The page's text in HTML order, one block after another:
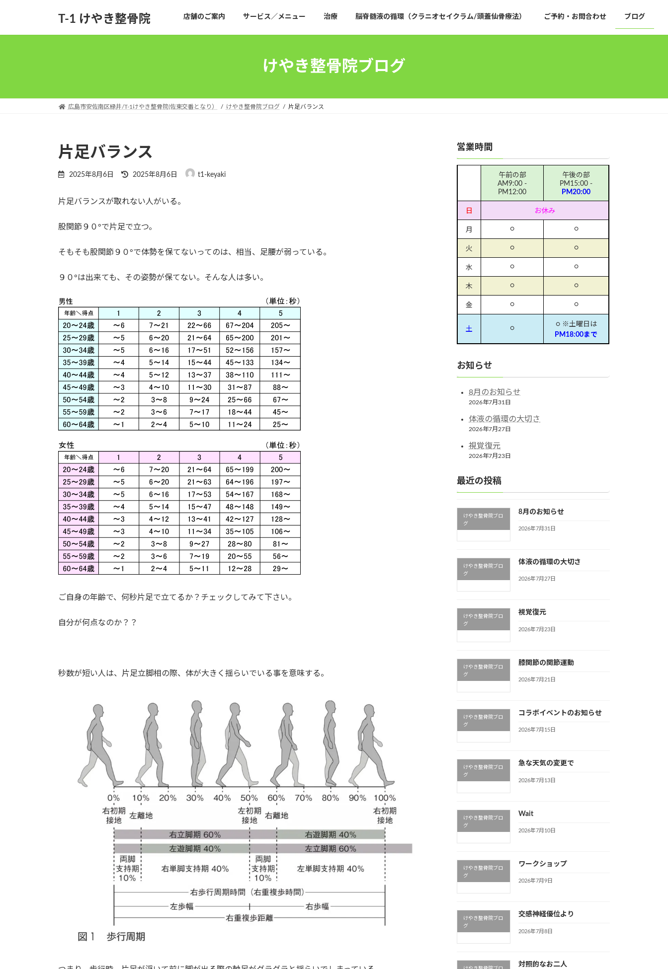
T-1 けやき整骨院 店舗のご案内 サービス／メニュー 治療 脳脊髄液の循環（クラニオセイクラム/頭蓋仙骨療法） ご予約・お問合わせ ブログ
けやき整骨院ブログ
広島市安佐南区緑井/T-1けやき整骨院(佐東交番となり） けやき整骨院ブログ 片足バランス
片足バランス
2025年8月6日
最
新
時
2025年8月6日 t1-keyaki
片足バランスが取れない人がいる。
股関節９０°で片足で立つ。
そもそも股関節９０°で体勢を保てないってのは、相当、足腰が弱っている。
９０°は出来ても、その姿勢が保てない。そんな人は多い。
ご自身の年齢で、何秒片足で立てるか？チェックしてみて下さい。
自分が何点なのか？？
秒数が短い人は、片足立脚相の際、体が大きく揺らいでいる事を意味する。
営業時間
午前の部
AM9:00 -
PM12:00
午後の部
PM15:00 -
PM20:00
日 お休み
月 ○ ○
火 ○ ○
水 ○ ○
木 ○ ○
金 ○ ○
土 ○
○ ※土曜日は
PM18:00まで
お知らせ
8月のお知らせ
2026年7月31日
体液の循環の大切さ
2026年7月27日
視覚復元
2026年7月23日
最近の投稿
けやき整骨院ブロ
グ
8月のお知らせ
2026年7月31日
けやき整骨院ブロ
グ
体液の循環の大切さ
2026年7月27日
けやき整骨院ブロ
グ
視覚復元
2026年7月23日
けやき整骨院ブロ
グ
膝関節の関節運動
2026年7月21日
けやき整骨院ブロ
グ
コラボイベントのお知らせ
2026年7月15日
けやき整骨院ブロ
グ
急な天気の変更で
2026年7月13日
けやき整骨院ブロ
グ
Wait
2026年7月10日
けやき整骨院ブロ
グ
ワークショップ
2026年7月9日
けやき整骨院ブロ
グ
交感神経優位より
2026年7月8日
対照的なお二人